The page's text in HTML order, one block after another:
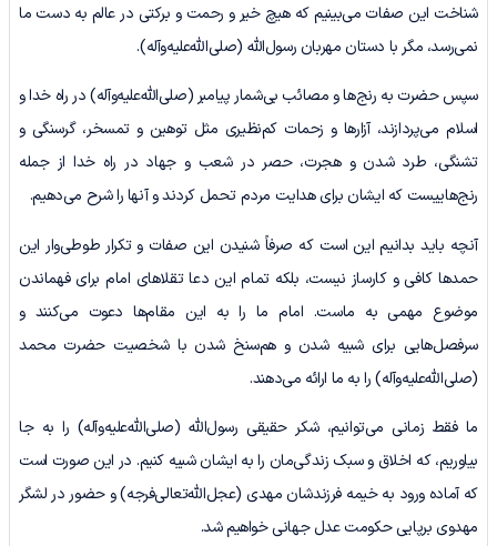
شناخت این صفات می‌بینیم که هیچ خیر و رحمت و برکتی در عالم به دست ما
نمی‌رسد، مگر با دستان مهربان رسول‌الله (صلی‌الله‌علیه‌وآله).
سپس حضرت به رنج‌ها و مصائب بی‌شمار پیامبر (صلی‌الله‌علیه‌وآله) در راه خدا و
اسلام می‌پردازند، آزارها و زحمات کم‌نظیری مثل توهین و تمسخر، گرسنگی و
تشنگی، طرد شدن و هجرت، حصر در شعب و جهاد در راه خدا از جمله
رنج‎‌هاییست که ایشان برای هدایت مردم تحمل کردند و آنها را شرح می‌دهیم.
آنچه باید بدانیم این است که صرفاً شنیدن این صفات و تکرار طوطی‌وار این
حمدها کافی و کارساز نیست، بلکه تمام این دعا تقلاهای امام برای فهماندن
موضوع مهمی به ماست. امام ما را به این مقام‌ها دعوت می‌کنند و
سرفصل‌هایی برای شبیه شدن و هم‌سنخ شدن با شخصیت حضرت محمد
(صلی‌الله‌علیه‌وآله) را به ما ارائه می‌دهند.
ما فقط زمانی می‌توانیم، شکر حقیقی رسول‌الله (صلی‌الله‌علیه‌وآله) را به جا
بیاوریم، که اخلاق و سبک زندگی‌مان را به ایشان شبیه کنیم. در این صورت است
که آماده ورود به خیمه فرزندشان مهدی (عجل‌الله‌تعالی‌فرجه) و حضور در لشگر
مهدوی برپایی حکومت عدل جهانی خواهیم شد.